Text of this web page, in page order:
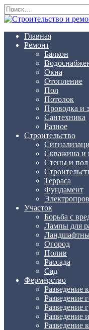
Перейти
к
содержанию
Search
for:
Главная
Ремонт
Балкон
Окна
Отопление
Пол
Потолок
Проводка и
Сантехника
Разное
Строительство
Скважина и
Стены и пол
Терраса
Фундамент
Участок
Борьба с
Лампы для
Огород
Полив
Рассада
Сад
Фермерство
Разведение
Разведение
Разведение
Разведение
Разведение